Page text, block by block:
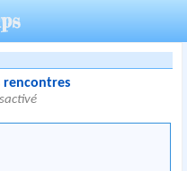
rencontres